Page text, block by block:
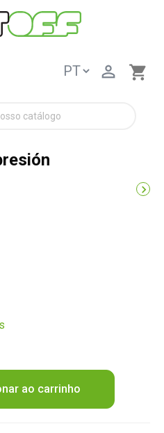
shopping_cart


ao carrinho